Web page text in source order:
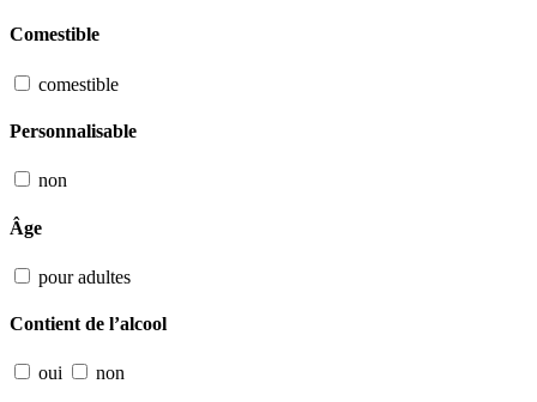
Comestible
comestible
Personnalisable
non
Âge
pour adultes
Contient de l’alcool
oui non